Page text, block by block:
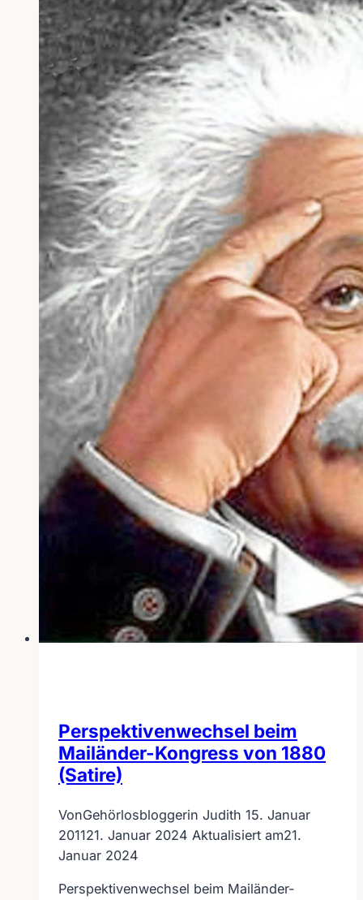
Perspektivenwechsel beim
Mailänder-Kongress von 1880
(Satire)
VonGehörlosbloggerin Judith 15. Januar
201121. Januar 2024 Aktualisiert am21.
Januar 2024
Perspektivenwechsel beim Mailänder-